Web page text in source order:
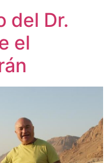
del Dr.
el